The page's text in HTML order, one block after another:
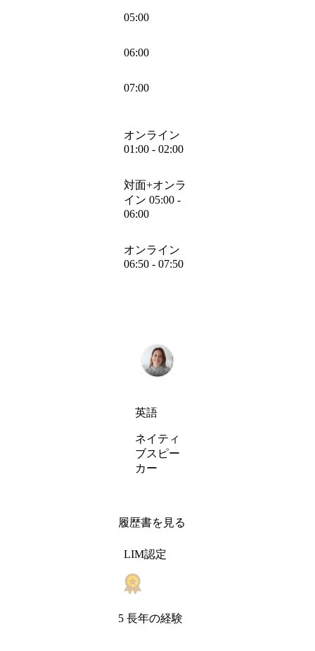
05:00
06:00
07:00
オンライン
01:00 - 02:00
対面+オンラ
イン 05:00 -
06:00
オンライン
06:50 - 07:50
英語
ネイティ
ブスピー
カー
履歴書を見る
LIM認定
5 長年の経験